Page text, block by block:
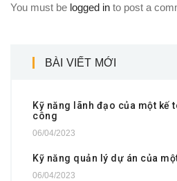
You must be logged in to post a
BÀI VIẾT MỚI
Kỹ năng lãnh đạo của một kế
công
06/04/2023
Kỹ năng quản lý dự án của
06/04/2023